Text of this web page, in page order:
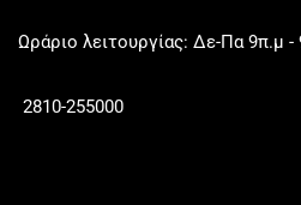
Ωράριο λειτουργίας: Δε-Πα 9π.μ -
2810-255000